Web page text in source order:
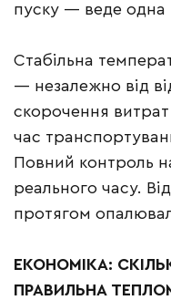
пуску — веде одна
Стабільна
— незалежно від
скорочення витрат
час
Повний контроль
реального часу.
протягом
ЕКОНОМІКА:
ПРАВИЛЬНА